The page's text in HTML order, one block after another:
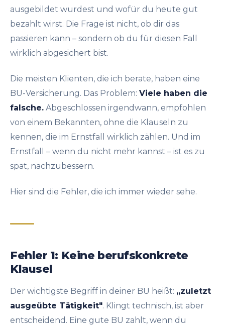
ausgebildet wurdest und wofür du heute gut
bezahlt wirst. Die Frage ist nicht, ob dir das
passieren kann – sondern ob du für diesen Fall
wirklich abgesichert bist.
Die meisten Klienten, die ich berate, haben eine
BU-Versicherung. Das Problem: Viele haben die
falsche. Abgeschlossen irgendwann, empfohlen
von einem Bekannten, ohne die Klauseln zu
kennen, die im Ernstfall wirklich zählen. Und im
Ernstfall – wenn du nicht mehr kannst – ist es zu
spät, nachzubessern.
Hier sind die Fehler, die ich immer wieder sehe.
Fehler 1: Keine berufskonkrete
Klausel
Der wichtigste Begriff in deiner BU heißt: „zuletzt
ausgeübte Tätigkeit". Klingt technisch, ist aber
entscheidend. Eine gute BU zahlt, wenn du